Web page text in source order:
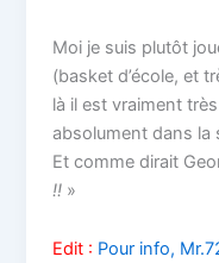
Moi je suis plutôt
(basket d’école, et
là il est vraiment
absolument dans la
Et comme dirait
!! »
Edit : Pour info,